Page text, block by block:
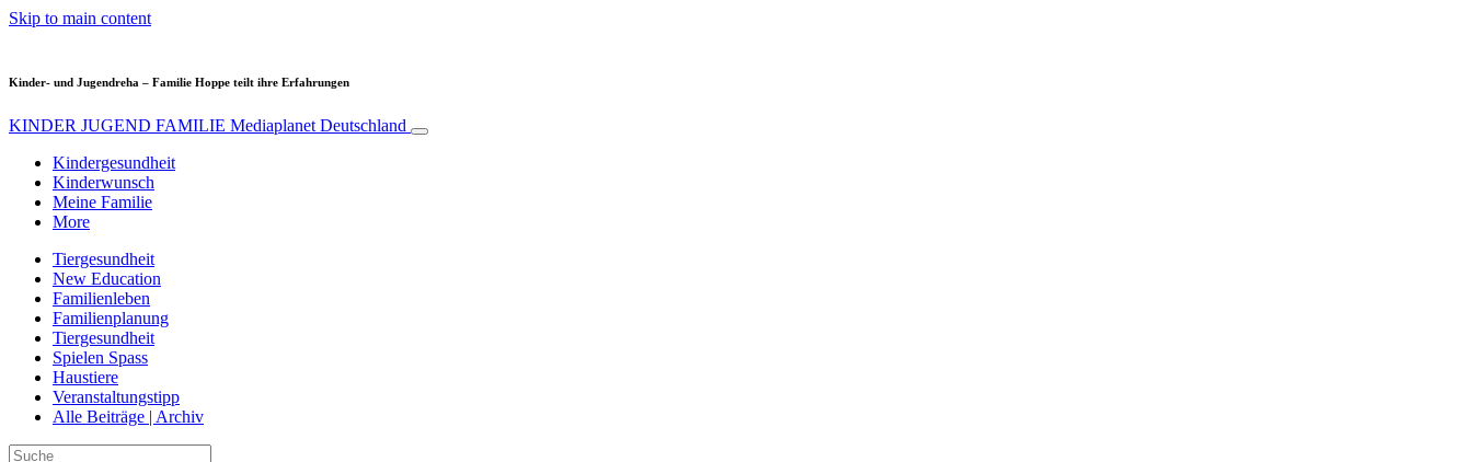
Skip to main content
Kinder- und Jugendreha – Familie Hoppe teilt ihre Erfahrungen
KINDER JUGEND FAMILIE Mediaplanet Deutschland
Kindergesundheit
Kinderwunsch
Meine Familie
More
Tiergesundheit
New Education
Familienleben
Familienplanung
Tiergesundheit
Spielen Spass
Haustiere
Veranstaltungstipp
Alle Beiträge | Archiv